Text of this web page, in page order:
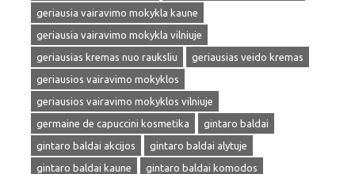
geriausia vairavimo mokykla kaune
geriausia vairavimo mokykla vilniuje
geriausias kremas nuo rauksliu
geriausias veido kremas
geriausios vairavimo mokyklos
geriausios vairavimo mokyklos vilniuje
germaine de capuccini kosmetika
gintaro baldai
gintaro baldai akcijos
gintaro baldai alytuje
gintaro baldai kaune
gintaro baldai komodos